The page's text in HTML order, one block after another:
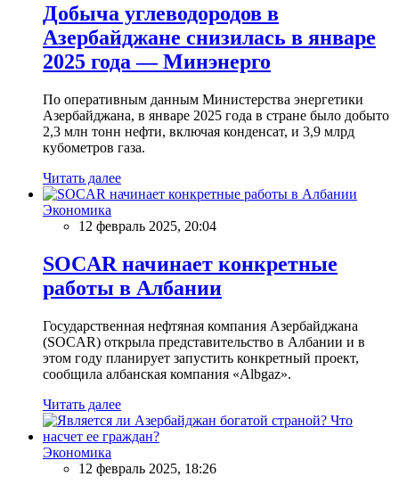
Добыча углеводородов в
Азербайджане снизилась в январе
2025 года — Минэнерго
По оперативным данным Министерства энергетики
Азербайджана, в январе 2025 года в стране было добыто
2,3 млн тонн нефти, включая конденсат, и 3,9 млрд
кубометров газа.
Читать далее
Экономика
12 февраль 2025, 20:04
SOCAR начинает конкретные
работы в Албании
Государственная нефтяная компания Азербайджана
(SOCAR) открыла представительство в Албании и в
этом году планирует запустить конкретный проект,
сообщила албанская компания «Albgaz».
Читать далее
Экономика
12 февраль 2025, 18:26